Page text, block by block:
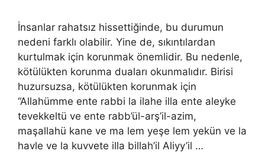
İnsanlar rahatsız hissettiğinde, bu durumun
nedeni farklı olabilir. Yine de, sıkıntılardan
kurtulmak için korunmak önemlidir. Bu nedenle,
kötülükten korunma duaları okunmalıdır. Birisi
huzursuzsa, kötülükten korunmak için
“Allahümme ente rabbi la ilahe illa ente aleyke
tevekkeltü ve ente rabb’ül-arş’il-azim,
maşallahü kane ve ma lem yeşe lem yekün ve la
havle ve la kuvvete illa billah’il Aliyy’il …